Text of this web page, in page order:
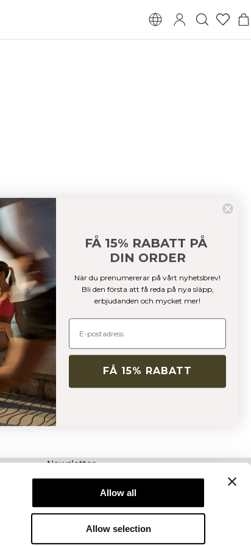
Allow all
Allow selection
Newsletter
Prenumerera på vårt nyhetsbrev! Få exklusiva
erbjudanden, våra senaste nyheter och mycket
mer.
FÅ 15% RABATT PÅ
DIN ORDER
När du prenumererar på vårt nyhetsbrev!
Bli den första att få reda på nya släpp,
erbjudanden och mycket mer!
FÅ 15% RABATT